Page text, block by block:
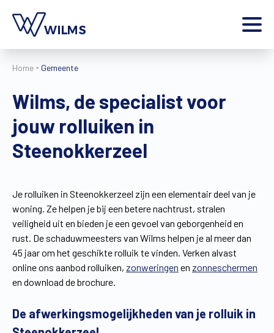
Vind een verdeler
Gratis brochure
Home
Producten
Tools
Extra
Jobs
Wilms World
NL
Home Gemeente
Wilms, de specialist voor
jouw rolluiken in
Steenokkerzeel
Je rolluiken in Steenokkerzeel zijn een elementair deel van je
woning. Ze helpen je bij een betere nachtrust, stralen
veiligheid uit en bieden je een gevoel van geborgenheid en
rust. De schaduwmeesters van Wilms helpen je al meer dan
45 jaar om het geschikte rolluik te vinden. Verken alvast
online ons aanbod rolluiken, zonweringen en zonneschermen
en download de brochure.
De afwerkingsmogelijkheden van je rolluik in